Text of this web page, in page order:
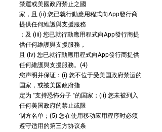
禁運或美國政府禁止之國
家，且 (ii) 您已就行動應用程式向App發行商
提供任何維護與支援服務
；及 (iii) 您已就行動應用程式向App發行商提
供任何維護與支援服務，
且 (iv) 您已就行動應用程式向App發行商提供
任何維護與支援服務。(4)
您声明并保证：(i) 您不位于受美国政府禁运的
国家，或被美国政府指
定为 "支持恐怖分子 "的国家；(ii) 您未被列入
任何美国政府的禁止或限
制方名单；(5) 您在使用移动应用程序时必须
遵守适用的第三方协议条